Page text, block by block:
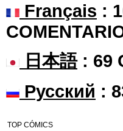
Français :
日本語: 69
Русский :
TOP CÓMICS